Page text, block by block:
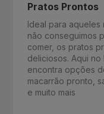
Pratos Prontos
Ideal para
não conseguimos
comer, os pratos
deliciosos. Aqui
encontra opções
macarrão pronto,
e muito mais